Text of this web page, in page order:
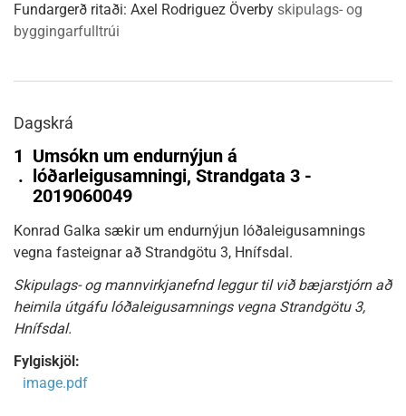
Fundargerð ritaði: Axel Rodriguez Överby skipulags- og
byggingarfulltrúi
Dagskrá
1
.
Umsókn um endurnýjun á
lóðarleigusamningi, Strandgata 3 -
2019060049
Konrad Galka sækir um endurnýjun lóðaleigusamnings
vegna fasteignar að Strandgötu 3, Hnífsdal.
Skipulags- og mannvirkjanefnd leggur til við bæjarstjórn að
heimila útgáfu lóðaleigusamnings vegna Strandgötu 3,
Hnífsdal.
Fylgiskjöl:
image.pdf